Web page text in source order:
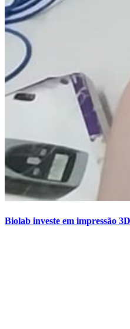
Biolab investe em impressão